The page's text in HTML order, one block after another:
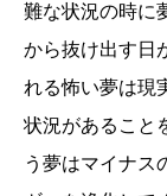
難な状況の時に
から抜け出す日
れる怖い夢は現
状況があること
う夢はマイナス